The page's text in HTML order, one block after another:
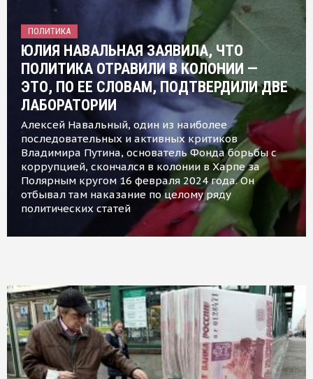
ПОЛИТИКА
ЮЛИЯ НАВАЛЬНАЯ ЗАЯВИЛА, ЧТО
ПОЛИТИКА ОТРАВИЛИ В КОЛОНИИ —
ЭТО, ПО ЕЕ СЛОВАМ, ПОДТВЕРДИЛИ ДВЕ
ЛАБОРАТОРИИ
Алексей Навальный, один из наиболее
последовательных и активных критиков
Владимира Путина, основатель Фонда борьбы с
коррупцией, скончался в колонии в Харпе за
Полярным кругом 16 февраля 2024 года. Он
отбывал там наказание по целому ряду
политических статей